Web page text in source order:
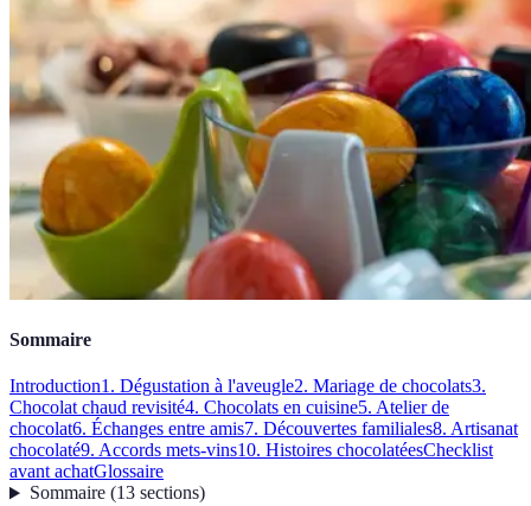
Sommaire
Introduction1. Dégustation à l'aveugle2. Mariage de chocolats3.
Chocolat chaud revisité4. Chocolats en cuisine5. Atelier de
chocolat6. Échanges entre amis7. Découvertes familiales8. Artisanat
chocolaté9. Accords mets-vins10. Histoires chocolatéesChecklist
avant achatGlossaire
Sommaire(13 sections)